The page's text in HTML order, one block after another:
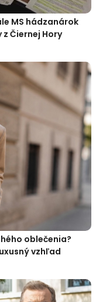
MS hádzanárok
z Čiernej Hory
oblečenia?
vzhľad